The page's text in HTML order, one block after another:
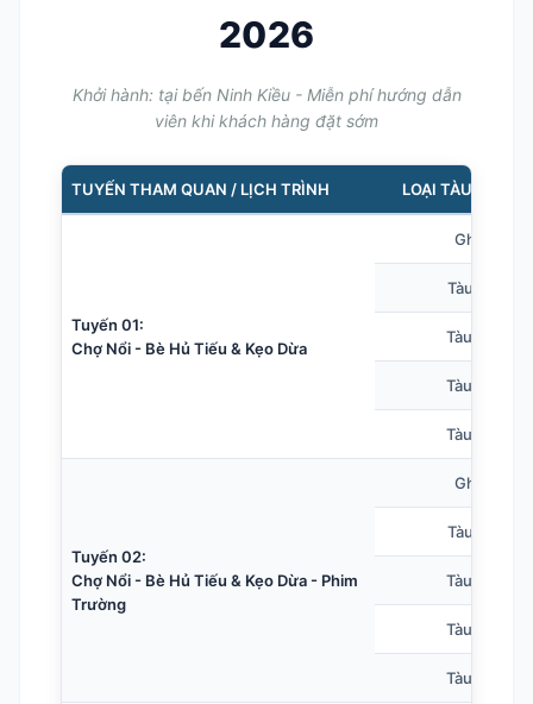
2026
Khởi hành: tại bến Ninh Kiều - Miễn phí hướng dẫn
viên khi khách hàng đặt sớm
TUYẾN THAM QUAN / LỊCH TRÌNH LOẠI TÀU / SỨC
Tuyến 01:
Chợ Nổi - Bè Hủ Tiếu & Kẹo Dừa
Ghe nhỏ
Tàu 10 chỗ
Tàu 20 chỗ
Tàu 30 chỗ
Tàu 40 chỗ
Tuyến 02:
Chợ Nổi - Bè Hủ Tiếu & Kẹo Dừa - Phim
Trường
Ghe nhỏ
Tàu 10 chỗ
Tàu 20 chỗ
Tàu 30 chỗ
Tàu 40 chỗ